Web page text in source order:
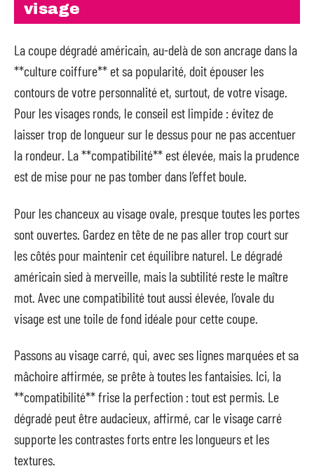
visage
La coupe dégradé américain, au-delà de son ancrage dans la
**culture coiffure** et sa popularité, doit épouser les
contours de votre personnalité et, surtout, de votre visage.
Pour les visages ronds, le conseil est limpide : évitez de
laisser trop de longueur sur le dessus pour ne pas accentuer
la rondeur. La **compatibilité** est élevée, mais la prudence
est de mise pour ne pas tomber dans l’effet boule.
Pour les chanceux au visage ovale, presque toutes les portes
sont ouvertes. Gardez en tête de ne pas aller trop court sur
les côtés pour maintenir cet équilibre naturel. Le dégradé
américain sied à merveille, mais la subtilité reste le maître
mot. Avec une compatibilité tout aussi élevée, l’ovale du
visage est une toile de fond idéale pour cette coupe.
Passons au visage carré, qui, avec ses lignes marquées et sa
mâchoire affirmée, se prête à toutes les fantaisies. Ici, la
**compatibilité** frise la perfection : tout est permis. Le
dégradé peut être audacieux, affirmé, car le visage carré
supporte les contrastes forts entre les longueurs et les
textures.